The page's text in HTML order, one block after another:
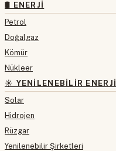
🛢 ENERJI
Petrol
Doğalgaz
Kömür
Nükleer
☀️ YENILENEBILIR ENERJI
Solar
Hidrojen
Rüzgar
Yenilenebilir Şirketleri